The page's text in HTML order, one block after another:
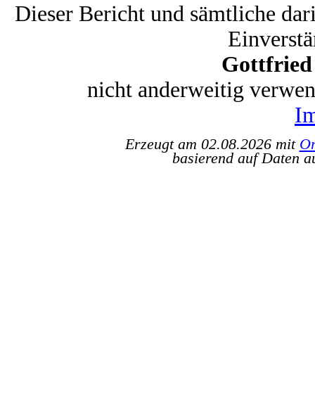
Dieser Bericht und sämtliche
Gottfried
nicht anderweitig
Erzeugt am 02.08.2026 mit
basierend auf Daten